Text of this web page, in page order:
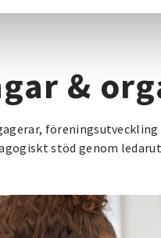
&
stöd genom